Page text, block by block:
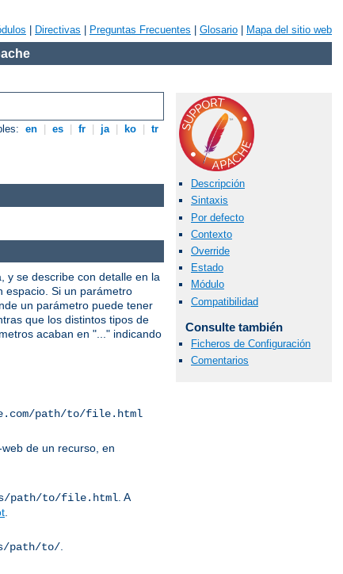
Directivas Preguntas Frecuentes Glosario Mapa del sitio web
en es fr ja ko tr
Descripción
Sintaxis
Por defecto
Contexto
Override
Estado
Módulo
Compatibilidad
Consulte también
Ficheros de Configuración
Comentarios
y se describe con detalle en la
espacio. Si un parámetro
un parámetro puede tener
que los distintos tipos de
acaban en "..." indicando
path/to/file.html
de un recurso, en
path/to/file.html . A
path/to/